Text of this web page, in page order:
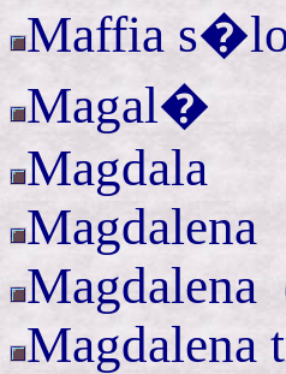
Maffia
Magal�
Magdala
Magdalena
Magdalena
Magdalena